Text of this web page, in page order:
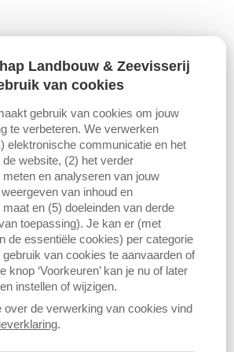
figuur (PNG)
Landbouw & Zeevisserij
van cookies
gebruik van cookies om jouw
te verbeteren. We verwerken
elektronische communicatie en het
website, (2) het verder
en analyseren van jouw
van inhoud en
en (5) doeleinden van derde
toepassing). Je kan er (met
de essentiële cookies) per categorie
van cookies te aanvaarden of
knop ‘Voorkeuren’ kan je nu of later
instellen of wijzigen.
over de verwerking van cookies vind
.